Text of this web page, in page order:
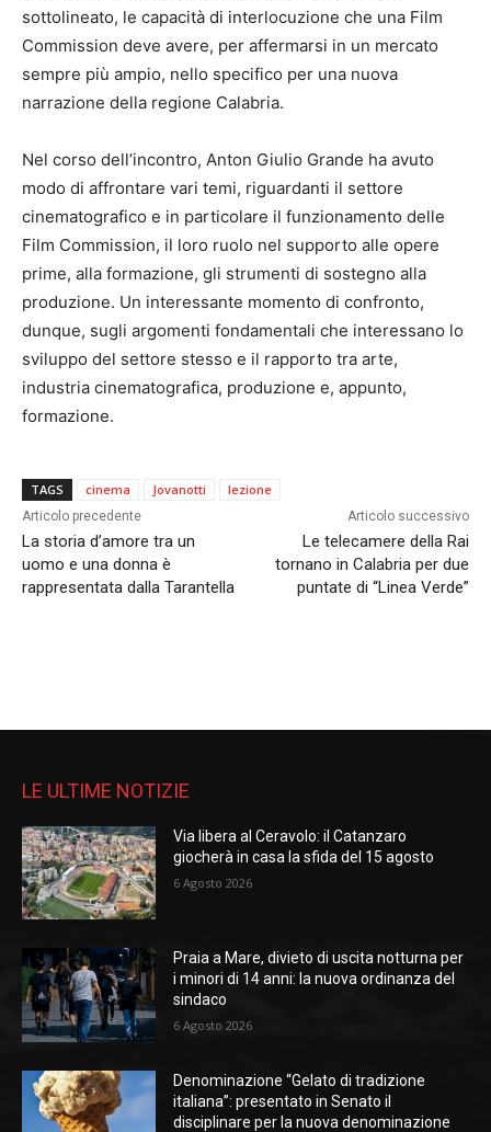
sottolineato, le capacità di interlocuzione che una Film
Commission deve avere, per affermarsi in un mercato
sempre più ampio, nello specifico per una nuova
narrazione della regione Calabria.
Nel corso dell’incontro, Anton Giulio Grande ha avuto
modo di affrontare vari temi, riguardanti il settore
cinematografico e in particolare il funzionamento delle
Film Commission, il loro ruolo nel supporto alle opere
prime, alla formazione, gli strumenti di sostegno alla
produzione. Un interessante momento di confronto,
dunque, sugli argomenti fondamentali che interessano lo
sviluppo del settore stesso e il rapporto tra arte,
industria cinematografica, produzione e, appunto,
formazione.
TAGS cinema Jovanotti lezione
Articolo precedente
La storia d’amore tra un
uomo e una donna è
rappresentata dalla Tarantella
Articolo successivo
Le telecamere della Rai
tornano in Calabria per due
puntate di “Linea Verde”
LE ULTIME NOTIZIE
Via libera al Ceravolo: il Catanzaro
giocherà in casa la sfida del 15 agosto
6 Agosto 2026
Praia a Mare, divieto di uscita notturna per
i minori di 14 anni: la nuova ordinanza del
sindaco
6 Agosto 2026
Denominazione “Gelato di tradizione
italiana”: presentato in Senato il
disciplinare per la nuova denominazione